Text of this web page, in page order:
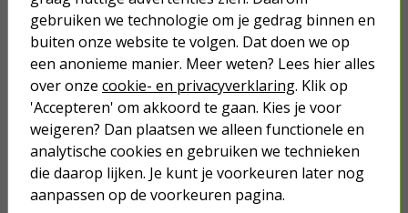
Biologische afvoerreiniger | Zep | 1 liter (Bevat micro-
organismen, Onderhoudsmiddel)
Biologische formule!
vergroten
10,95
incl. btw
gebruiken we technologie om je gedrag binnen en
buiten onze website te volgen. Dat doen we op
een anonieme manier. Meer weten? Lees hier alles
over onze cookie- en privacyverklaring. Klik op
'Accepteren' om akkoord te gaan. Kies je voor
weigeren? Dan plaatsen we alleen functionele en
analytische cookies en gebruiken we technieken
die daarop lijken. Je kunt je voorkeuren later nog
aanpassen op de voorkeuren pagina.